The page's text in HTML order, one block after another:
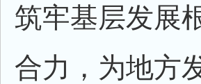
筑牢基层发展
合力，为地方